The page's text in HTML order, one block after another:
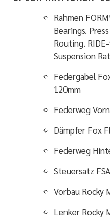
Rahmen
Bearings.
Routing.
Suspension
Federgabel
120mm
Federweg
Dämpfer Fox
Federweg
Steuersatz
Vorbau Rocky
Lenker Rocky